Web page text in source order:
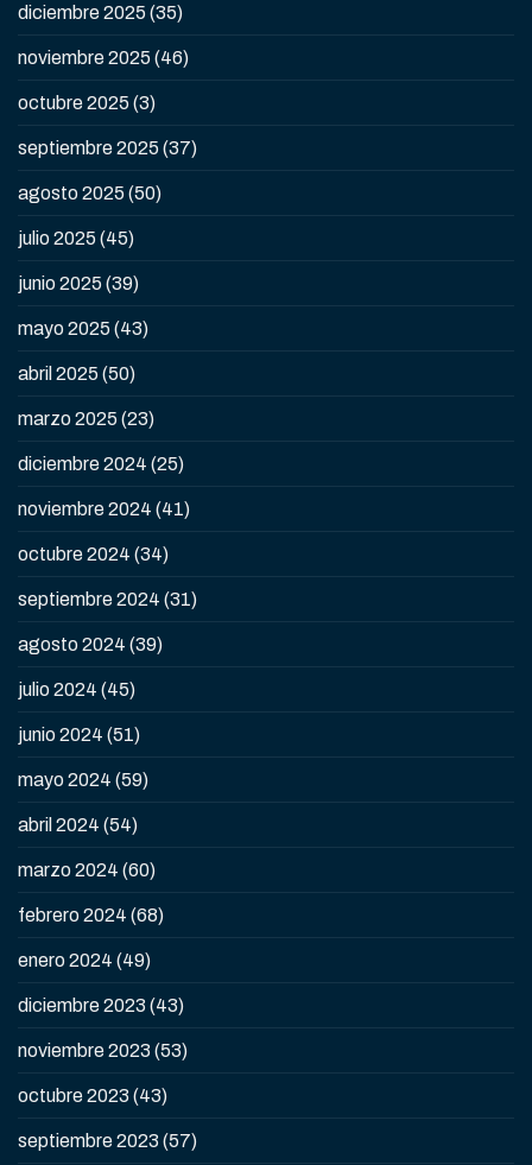
diciembre 2025 (35)
noviembre 2025 (46)
octubre 2025 (3)
septiembre 2025 (37)
agosto 2025 (50)
julio 2025 (45)
junio 2025 (39)
mayo 2025 (43)
abril 2025 (50)
marzo 2025 (23)
diciembre 2024 (25)
noviembre 2024 (41)
octubre 2024 (34)
septiembre 2024 (31)
agosto 2024 (39)
julio 2024 (45)
junio 2024 (51)
mayo 2024 (59)
abril 2024 (54)
marzo 2024 (60)
febrero 2024 (68)
enero 2024 (49)
diciembre 2023 (43)
noviembre 2023 (53)
octubre 2023 (43)
septiembre 2023 (57)